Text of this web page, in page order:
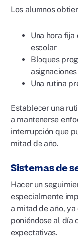
Los alumnos
Una hora fija
escolar
Bloques
Una rutina
Establecer una
a mantenerse
interrupción que
mitad de año.
Sistemas de
Hacer un
especialmente
a mitad de año,
poniéndose al día
expectativas.